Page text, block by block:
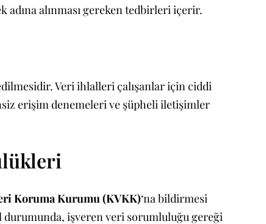
alınması gereken tedbirleri içerir.
Veri ihlalleri çalışanlar için ciddi
erişim denemeleri ve şüpheli iletişimler
Koruma Kurumu (KVKK)‘na bildirmesi
durumunda, işveren veri sorumluluğu gereği